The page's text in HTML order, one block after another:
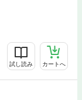
試し読み カートへ